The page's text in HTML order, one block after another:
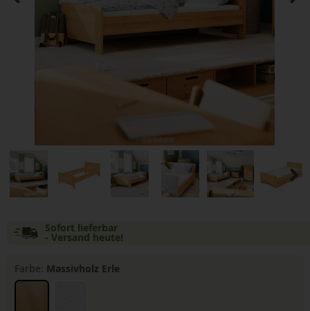
Sofort lieferbar
- Versand heute!
Farbe: Massivholz Erle